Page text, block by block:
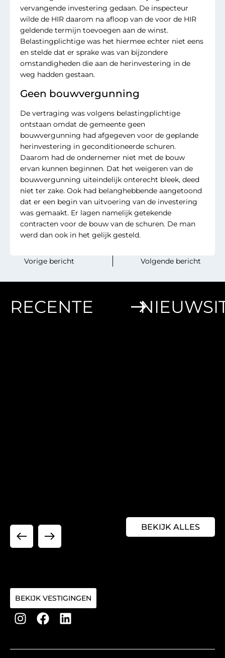
vervangende investering gedaan. De inspecteur
wilde de HIR daarom na afloop van de voor de HIR
geldende termijn toevoegen aan de winst.
Belastingplichtige was het hiermee echter niet eens
en stelde dat er sprake was van bijzondere
omstandigheden die aan de herinvestering in de
weg hadden gestaan.
Geen bouwvergunning
De vertraging was volgens belastingplichtige
ontstaan omdat de gemeente geen
bouwvergunning had afgegeven voor de geplande
herinvestering in geconditioneerde schuren.
Daarom had de ondernemer niet met de bouw
ervan kunnen beginnen. Dat het weigeren van de
bouwvergunning uiteindelijk onterecht bleek, deed
niet ter zake. Ook had belanghebbende aangetoond
dat er een begin van uitvoering van de investering
was gemaakt. Er lagen namelijk getekende
contracten voor de bouw van de schuren. De man
werd dan ook in het gelijk gesteld.
‎ ‎ ‎ ‎ ‎ ‎ ‎ ‎Vorige bericht Volgende bericht‎ ‎ ‎‎ ‎ ‎‎ ‎‎ ‎ ‎
RECENTE
BEKIJK ALLES
BEKIJK VESTIGINGEN